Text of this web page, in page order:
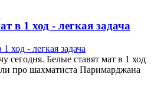
в 1 ход - легкая задача
сегодня. Белые ставят мат в 1 ход
про шахматиста Паримарджана